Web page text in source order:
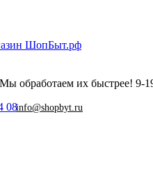
обработаем их быстрее! 9-
08info@shopbyt.ru